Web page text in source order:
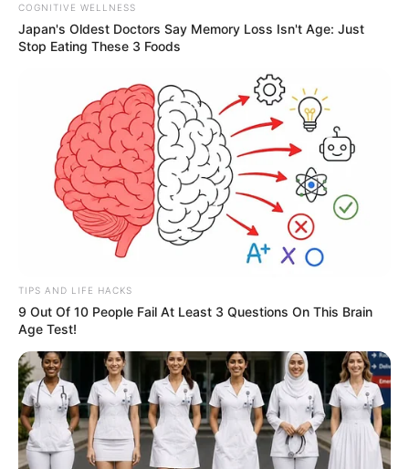
COGNITIVE WELLNESS
Japan's Oldest Doctors Say Me​mory Lo​ss Isn't Age: Just
Stop Eating These 3 Foods
TIPS AND LIFE HACKS
9 Out Of 10 People Fail At Least 3 Questions On This Brain
Age Test!